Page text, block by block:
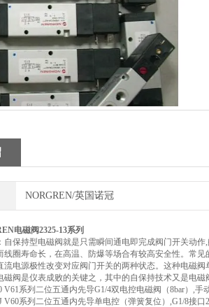
NORGREN/英国诺冠
电磁阀2325-13系列
自保持型电磁阀就是只需瞬间通电即完成阀门开关动
线圈寿命长，在高温、防爆等场合有较高安全性。常
流电源极性改变对应阀门开关的两种状态。这种电磁
磁阀是仪表成败的关键之，其中的自保持技术又是电
V61系列二位五通内先导G1/4双电控电磁阀（8bar）,
V60系列二位五通内先导单电控（弹簧复位）,G1/8接